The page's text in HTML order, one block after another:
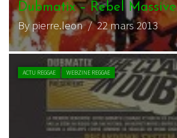
Dubmatix – Rebel Massive
By pierre.leon/ 22 mars 2013
ACTU REGGAE WEBZINE REGGAE